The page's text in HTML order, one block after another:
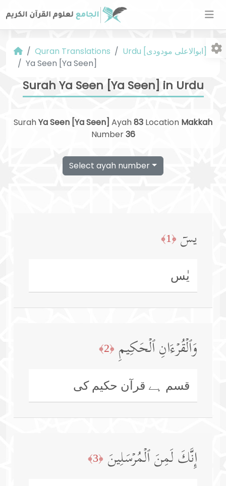
Quran Translations
Urdu [ابوالاعلی مودودی]
Ya Seen [Ya Seen]
Surah Ya Seen [Ya Seen] in Urdu
SurahYa Seen [Ya Seen] Ayah83 Location Makkah
Number36
Select ayah number
یسۤ ﴿1﴾
یٰس
وَٱلۡقُرۡءَانِ ٱلۡحَكِیمِ ﴿2﴾
قسم ہے قرآن حکیم کی
إِنَّكَ لَمِنَ ٱلۡمُرۡسَلِینَ ﴿3﴾